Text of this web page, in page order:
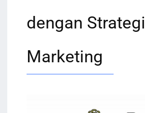
dengan Strategi
Marketing